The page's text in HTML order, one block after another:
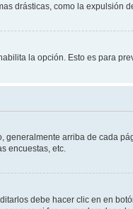
drásticas, como la expulsión
la opción. Esto es para
arriba de cada
encuestas, etc.
debe hacer clic en en